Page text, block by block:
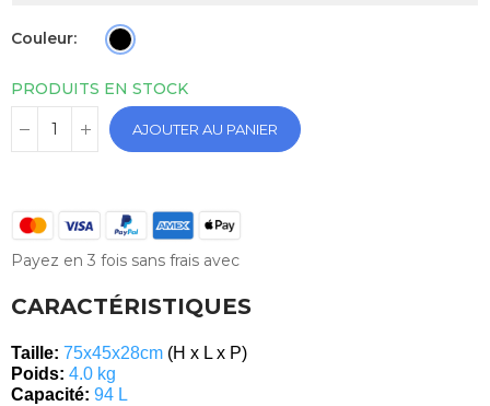
Couleur
PRODUITS EN STOCK
AJOUTER AU PANIER
Payez en 3 fois sans frais avec
CARACTÉRISTIQUES
Taille: 75x45x28cm (H x L x P)
Poids: 4.0 kg
Capacité: 94 L